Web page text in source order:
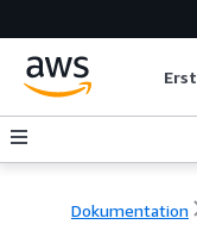
Dokumentation